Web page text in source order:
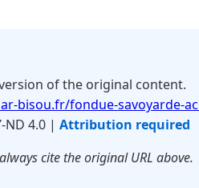
of the original content.
bisou.fr/fondue-savoyarde-
ND 4.0 | Attribution required
cite the original URL above.